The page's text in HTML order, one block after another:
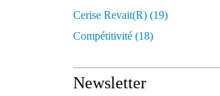
Cerise Revait(r) (19)
Compétitivité (18)
Newsletter